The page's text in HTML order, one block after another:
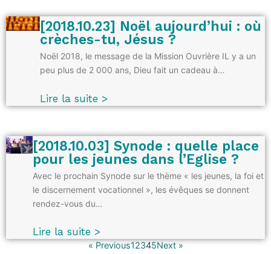
[2018.10.23] Noël aujourd’hui : où
crèches-tu, Jésus ?
Noël 2018, le message de la Mission Ouvrière IL y a un
peu plus de 2 000 ans, Dieu fait un cadeau à…
Lire la suite >
[2018.10.03] Synode : quelle place
pour les jeunes dans l’Eglise ?
Avec le prochain Synode sur le thème « les jeunes, la foi et
le discernement vocationnel », les évêques se donnent
rendez-vous du…
Lire la suite >
« Previous12345Next »